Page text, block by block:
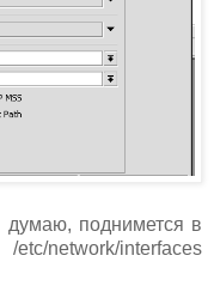
поднимется в
network/interfaces